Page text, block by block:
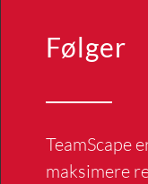
Følger
TeamScape
maksimere